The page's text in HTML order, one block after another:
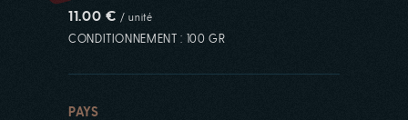
11.00 € / unité
CONDITIONNEMENT : 100 GR
PAYS